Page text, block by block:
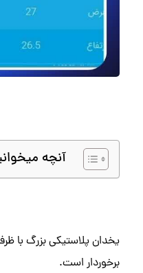
آنچه
برخوردار است.